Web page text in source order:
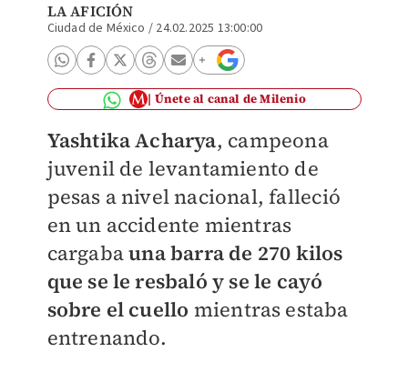
LA AFICIÓN
Ciudad de México / 24.02.2025 13:00:00
Únete al canal de Milenio
Yashtika Acharya, campeona
juvenil de levantamiento de
pesas a nivel nacional, falleció
en un accidente mientras
cargabauna barra de 270 kilos
que se le resbaló y se le cayó
sobre el cuello mientras estaba
entrenando.